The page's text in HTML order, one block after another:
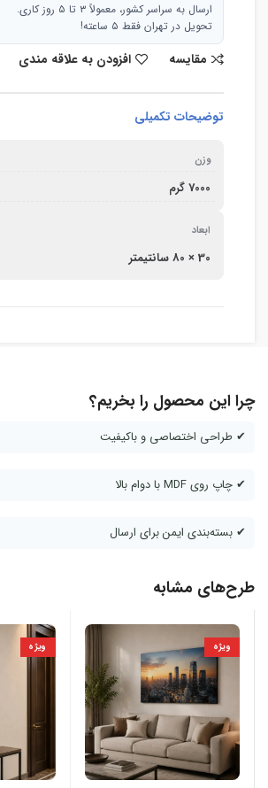
ارسال به سراسر کشور، معمولاً ۳ تا ۵ روز کاری.
تحویل در تهران فقط ۵ ساعته!
مقایسه افزودن به علاقه مندی
توضیحات تکمیلی
وزن
7000 گرم
ابعاد
30 × 80 سانتیمتر
چرا این محصول را بخریم؟
✔ طراحی اختصاصی و باکیفیت
✔ چاپ روی MDF با دوام بالا
✔ بسته‌بندی ایمن برای ارسال
طرح‌های مشابه
ویژه ویژه